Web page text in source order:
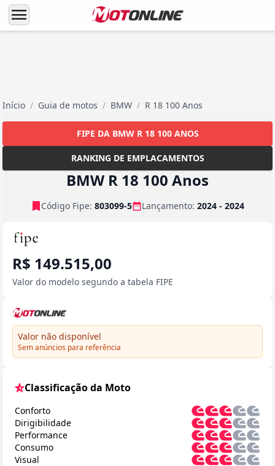
menu
Início / Guia de motos / BMW / R 18 100 Anos
FIPE DA BMW R 18 100 ANOS
RANKING DE EMPLACAMENTOS
BMW R 18 100 Anos
Código Fipe: 803099-5 Lançamento: 2024 - 2024
R$ 149.515,00
Valor do modelo segundo a tabela FIPE
Valor não disponível
Sem anúncios para referência
Classificação da Moto
Conforto
Dirigibilidade
Performance
Consumo
Visual